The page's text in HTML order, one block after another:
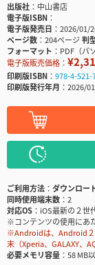
出版社
中山書店
電子版ISBN
電子版発売日
2026/01/
ページ数
204ページ判
フォーマット
PDF（パ
電子版販売価格：
印刷版ISBN
978-4-521-
印刷版発行年月
2026/01
ご利用方法
ダウンロー
同時使用端末数
2
対応OS
iOS最新の２世
※コンテンツの使用にあ
※Androidは、Android２
末（Xperia、GALAXY、
必要メモリ容量
58 MB